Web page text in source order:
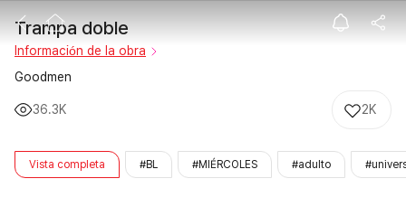
Trampa doble
Trampa doble
Información de la obra
Goodmen
36.3K 2K
Vista completa #BL #MIÉRCOLES #adulto